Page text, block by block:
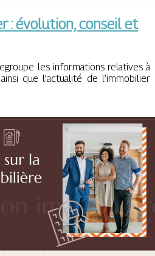
: évolution, conseil et
les informations relatives à
que l’actualité de l’immobilier